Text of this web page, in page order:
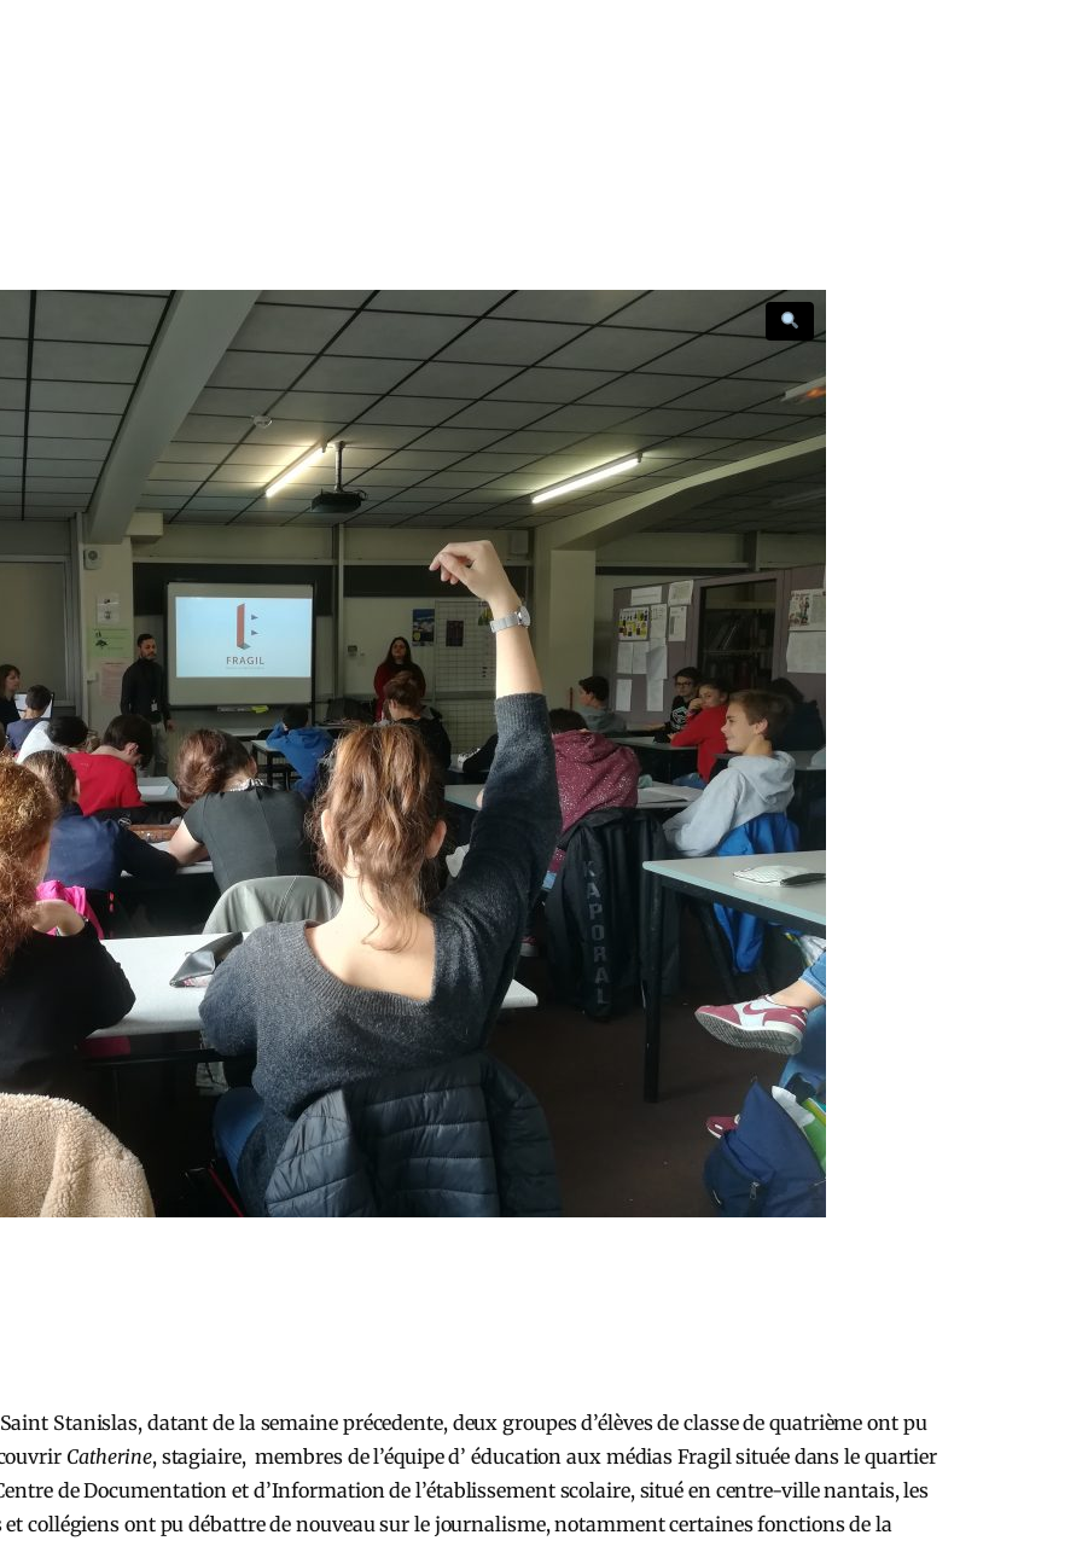
Stanislas, datant de la semaine précedente, deux groupes d’élèves de classe de quatrième ont pu
Catherine, stagiaire, membres de l’équipe d’ éducation aux médias Fragil située dans le quartier
de Documentation et d’Information de l’établissement scolaire, situé en centre-ville nantais, les
collégiens ont pu débattre de nouveau sur le journalisme, notamment certaines fonctions de la